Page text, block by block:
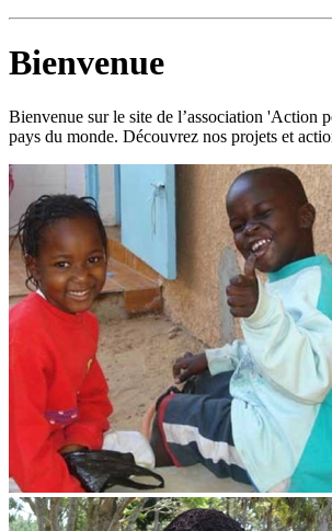
Bienvenue
Bienvenue sur le site de l’association 'Action
pays du monde. Découvrez nos projets et